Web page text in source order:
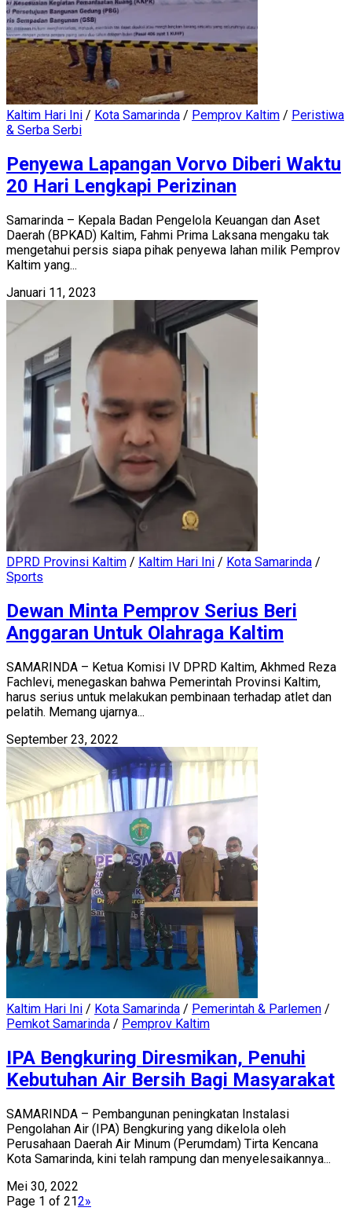
Kaltim Hari Ini / Kota Samarinda / Pemprov Kaltim / Peristiwa
& Serba Serbi
Penyewa Lapangan Vorvo Diberi Waktu
20 Hari Lengkapi Perizinan
Samarinda – Kepala Badan Pengelola Keuangan dan Aset
Daerah (BPKAD) Kaltim, Fahmi Prima Laksana mengaku tak
mengetahui persis siapa pihak penyewa lahan milik Pemprov
Kaltim yang...
Januari 11, 2023
DPRD Provinsi Kaltim / Kaltim Hari Ini / Kota Samarinda /
Sports
Dewan Minta Pemprov Serius Beri
Anggaran Untuk Olahraga Kaltim
SAMARINDA – Ketua Komisi IV DPRD Kaltim, Akhmed Reza
Fachlevi, menegaskan bahwa Pemerintah Provinsi Kaltim,
harus serius untuk melakukan pembinaan terhadap atlet dan
pelatih. Memang ujarnya...
September 23, 2022
Kaltim Hari Ini / Kota Samarinda / Pemerintah & Parlemen /
Pemkot Samarinda / Pemprov Kaltim
IPA Bengkuring Diresmikan, Penuhi
Kebutuhan Air Bersih Bagi Masyarakat
SAMARINDA – Pembangunan peningkatan Instalasi
Pengolahan Air (IPA) Bengkuring yang dikelola oleh
Perusahaan Daerah Air Minum (Perumdam) Tirta Kencana
Kota Samarinda, kini telah rampung dan menyelesaikannya...
Mei 30, 2022
Page 1 of 212»